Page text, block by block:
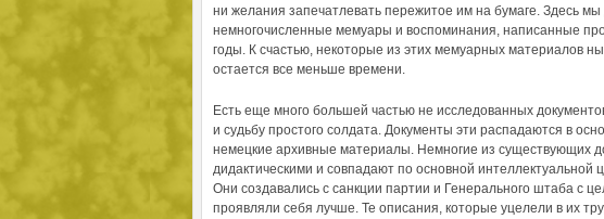
ни желания запечатлевать пережитое им на бумаге. Здесь
немногочисленные мемуары и воспоминания, написанные
годы. К счастью, некоторые из этих мемуарных материалов
остается все меньше времени.
Есть еще много большей частью не исследованных
и судьбу простого солдата. Документы эти распадаются в
немецкие архивные материалы. Немногие из существующих
дидактическими и совпадают по основной
Они создавались с санкции партии и Генерального штаба с
проявляли себя лучше. Те описания, которые уцелели в их